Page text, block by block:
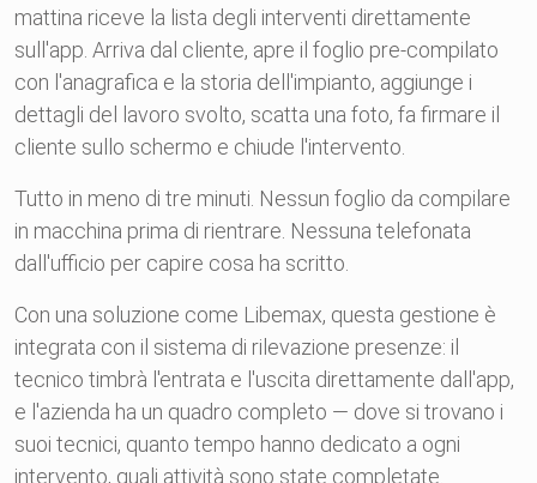
mattina riceve la lista degli interventi direttamente
sull'app. Arriva dal cliente, apre il foglio pre-compilato
con l'anagrafica e la storia dell'impianto, aggiunge i
dettagli del lavoro svolto, scatta una foto, fa firmare il
cliente sullo schermo e chiude l'intervento.
Tutto in meno di tre minuti. Nessun foglio da compilare
in macchina prima di rientrare. Nessuna telefonata
dall'ufficio per capire cosa ha scritto.
Con una soluzione come Libemax, questa gestione è
integrata con il sistema di rilevazione presenze: il
tecnico timbrà l'entrata e l'uscita direttamente dall'app,
e l'azienda ha un quadro completo — dove si trovano i
suoi tecnici, quanto tempo hanno dedicato a ogni
intervento, quali attività sono state completate.